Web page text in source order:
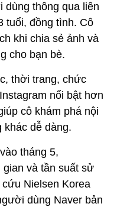
thông qua liên
tuổi, đồng tình. Cô
khi chia sẻ ảnh và
cho bạn bè.
thời trang, chức
nổi bật hơn
cô khám phá nội
dễ dàng.
tháng 5,
và tần suất sử
Nielsen Korea
dùng Naver bản